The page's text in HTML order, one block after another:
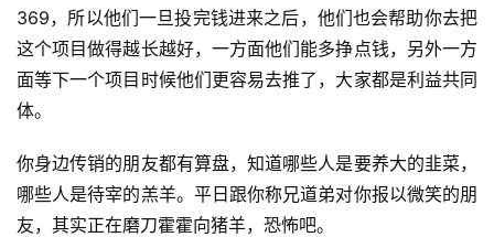
369，所以他们一旦投完钱进来之后，他们也会帮助你去把
这个项目做得越长越好，一方面他们能多挣点钱，另外一方
面等下一个项目时候他们更容易去推了，大家都是利益共同
体。
你身边传销的朋友都有算盘，知道哪些人是要养大的韭菜，
哪些人是待宰的羔羊。平日跟你称兄道弟对你报以微笑的朋
友，其实正在磨刀霍霍向猪羊，恐怖吧。